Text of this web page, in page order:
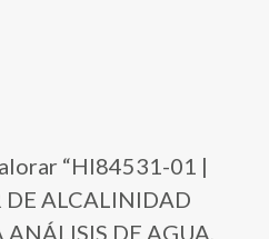
“HI84531-01 |
ALCALINIDAD
DE AGUA,